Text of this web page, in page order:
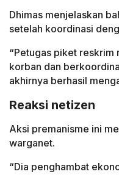
Dhimas menjelaskan
setelah koordinasi
“Petugas piket
korban dan
akhirnya berhasil
Reaksi netizen
Aksi premanisme ini
warganet.
“Dia penghambat